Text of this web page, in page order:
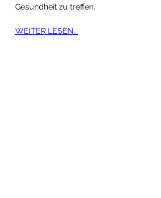
Gesundheit zu treffen.
WEITER LESEN...